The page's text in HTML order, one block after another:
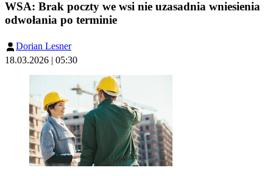
WSA: Brak poczty we wsi nie uzasadnia wniesienia
odwołania po terminie
Dorian Lesner
18.03.2026 | 05:30